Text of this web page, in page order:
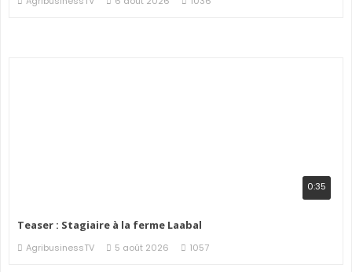
0:35
Teaser : Stagiaire à la ferme Laabal
AgribusinessTV 5 août 2026 1057